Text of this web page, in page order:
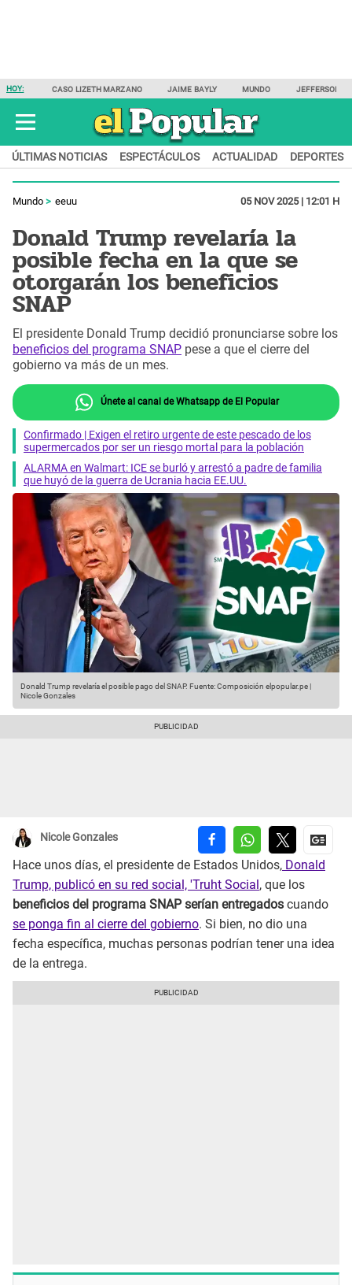
HOY: CASO LIZETH MARZANO JAIME BAYLY MUNDO JEFFERSON
ÚLTIMAS NOTICIAS ESPECTÁCULOS ACTUALIDAD DEPORTES
Mundo eeuu 05 NOV 2025 | 12:01 H
Donald Trump revelaría la
posible fecha en la que se
otorgarán los beneficios
SNAP
El presidente Donald Trump decidió pronunciarse sobre los
beneficios del programa SNAP pese a que el cierre del
gobierno va más de un mes.
Únete al canal de Whatsapp de El Popular
Confirmado | Exigen el retiro urgente de este pescado de los
supermercados por ser un riesgo mortal para la población
ALARMA en Walmart: ICE se burló y arrestó a padre de familia
que huyó de la guerra de Ucrania hacia EE.UU.
Donald Trump revelaría el posible pago del SNAP. Fuente: Composición elpopular.pe |
Nicole Gonzales
Nicole Gonzales
Hace unos días, el presidente de Estados Unidos, Donald
Trump, publicó en su red social, 'Truht Social , que los
beneficios del programa SNAP serían entregados cuando
se ponga fin al cierre del gobierno. Si bien, no dio una
fecha específica, muchas personas podrían tener una idea
de la entrega.